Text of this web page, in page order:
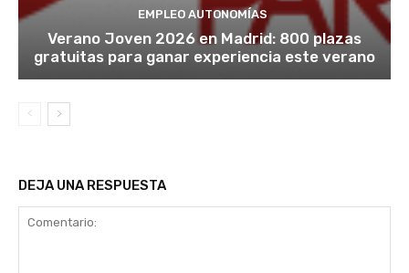
EMPLEO AUTONOMÍAS
Verano Joven 2026 en Madrid: 800 plazas
gratuitas para ganar experiencia este verano
DEJA UNA RESPUESTA